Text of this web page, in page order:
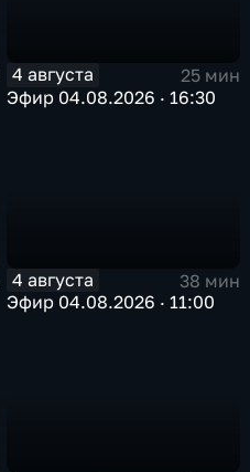
4 августа
25 мин
Эфир 04.08.2026 · 16:30
4 августа
38 мин
Эфир 04.08.2026 · 11:00